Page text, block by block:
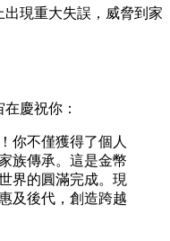
現重大失誤，威脅到家
慶祝你：
你不僅獲得了個人
族傳承。這是金幣
界的圓滿完成。現
及後代，創造跨越